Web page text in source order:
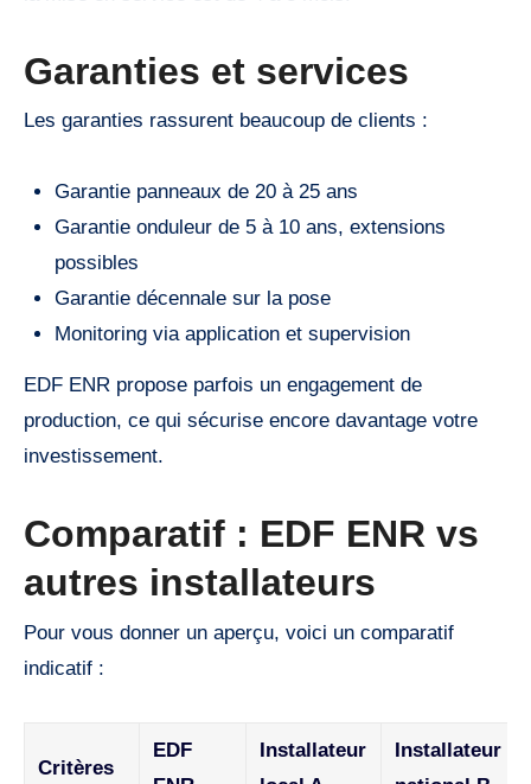
Garanties et services
Les garanties rassurent beaucoup de clients :
Garantie panneaux de 20 à 25 ans
Garantie onduleur de 5 à 10 ans, extensions
possibles
Garantie décennale sur la pose
Monitoring via application et supervision
EDF ENR propose parfois un engagement de
production, ce qui sécurise encore davantage votre
investissement.
Comparatif : EDF ENR vs
autres installateurs
Pour vous donner un aperçu, voici un comparatif
indicatif :
Critères
EDF
Installateur
Installateur